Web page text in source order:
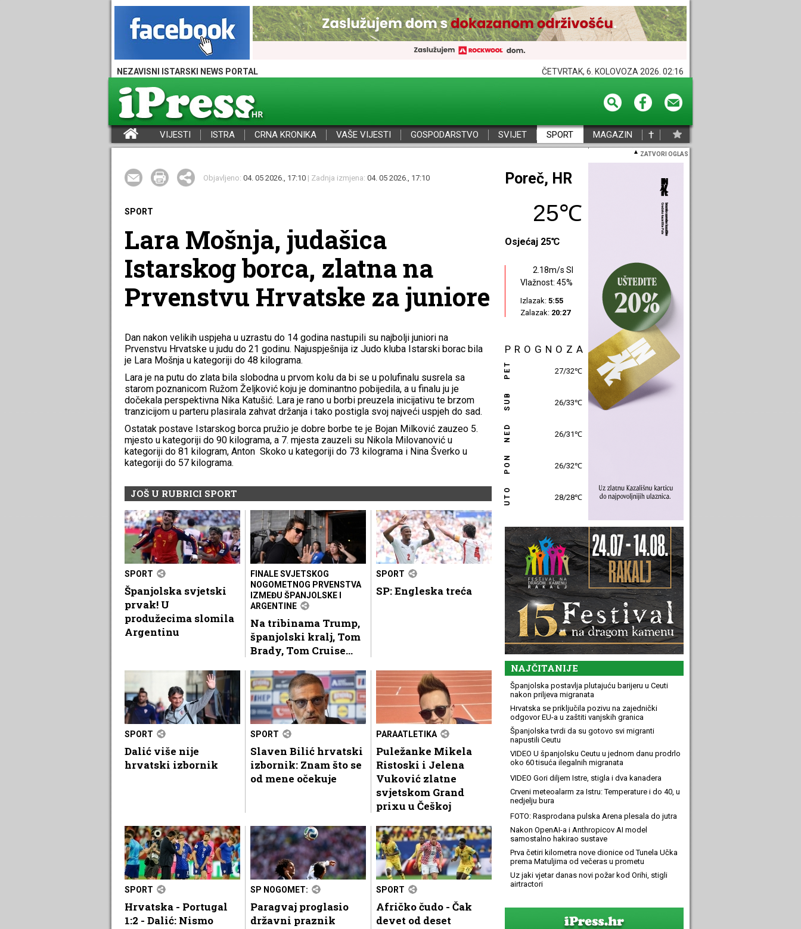
NEZAVISNI ISTARSKI NEWS PORTAL ČETVRTAK, 6. KOLOVOZA 2026. 02:16
VIJESTI ISTRA CRNA KRONIKA VAŠE VIJESTI GOSPODARSTVO SVIJET SPORT MAGAZIN †
ZATVORI OGLAS
Objavljeno: 04. 05 2026., 17:10 | Zadnja izmjena: 04. 05 2026., 17:10
SPORT
Lara Mošnja, judašica
Istarskog borca, zlatna na
Prvenstvu Hrvatske za juniore
Dan nakon velikih uspjeha u uzrastu do 14 godina nastupili su najbolji juniori na
Prvenstvu Hrvatske u judu do 21 godinu. Najuspješnija iz Judo kluba Istarski borac bila
je Lara Mošnja u kategoriji do 48 kilograma.
Lara je na putu do zlata bila slobodna u prvom kolu da bi se u polufinalu susrela sa
starom poznanicom Ružom Željković koju je dominantno pobijedila, a u finalu ju je
dočekala perspektivna Nika Katušić. Lara je rano u borbi preuzela inicijativu te brzom
tranzicijom u parteru plasirala zahvat držanja i tako postigla svoj najveći uspjeh do sad.
Ostatak postave Istarskog borca pružio je dobre borbe te je Bojan Milković zauzeo 5.
mjesto u kategoriji do 90 kilograma, a 7. mjesta zauzeli su Nikola Milovanović u
kategoriji do 81 kilogram, Anton Skoko u kategoriji do 73 kilograma i Nina Šverko u
kategoriji do 57 kilograma.
JOŠ U RUBRICI SPORT
SPORT
Španjolska svjetski
prvak! U
produžecima slomila
Argentinu
FINALE SVJETSKOG
NOGOMETNOG PRVENSTVA
IZMEĐU ŠPANJOLSKE I
ARGENTINE
Na tribinama Trump,
španjolski kralj, Tom
Brady, Tom Cruise...
SPORT
SP: Engleska treća
SPORT
Dalić više nije
hrvatski izbornik
SPORT
Slaven Bilić hrvatski
izbornik: Znam što se
od mene očekuje
PARAATLETIKA
Puležanke Mikela
Ristoski i Jelena
Vuković zlatne
svjetskom Grand
prixu u Češkoj
SPORT
Hrvatska - Portugal
1:2 - Dalić: Nismo
SP NOGOMET:
Paragvaj proglasio
državni praznik
SPORT
Afričko čudo - Čak
devet od deset
Poreč, HR
25℃
Osjećaj 25℃
2.18m/s SI
Vlažnost: 45%
Izlazak: 5:55
Zalazak: 20:27
PROGNOZA
PET 27/32℃
SUB 26/33℃
NED 26/31℃
PON 26/32℃
UTO 28/28℃
NAJČITANIJE
Španjolska postavlja plutajuću barijeru u Ceuti
nakon priljeva migranata
Hrvatska se priključila pozivu na zajednički
odgovor EU-a u zaštiti vanjskih granica
Španjolska tvrdi da su gotovo svi migranti
napustili Ceutu
VIDEO U španjolsku Ceutu u jednom danu prodrlo
oko 60 tisuća ilegalnih migranata
VIDEO Gori diljem Istre, stigla i dva kanadera
Crveni meteoalarm za Istru: Temperature i do 40, u
nedjelju bura
FOTO: Rasprodana pulska Arena plesala do jutra
Nakon OpenAI-a i Anthropicov AI model
samostalno hakirao sustave
Prva četiri kilometra nove dionice od Tunela Učka
prema Matuljima od večeras u prometu
Uz jaki vjetar danas novi požar kod Orihi, stigli
airtractori